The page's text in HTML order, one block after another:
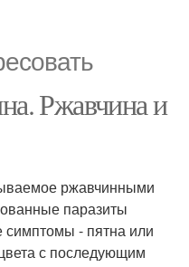
Ржавчина и
ржавчинными
паразиты
- пятна или
с последующим